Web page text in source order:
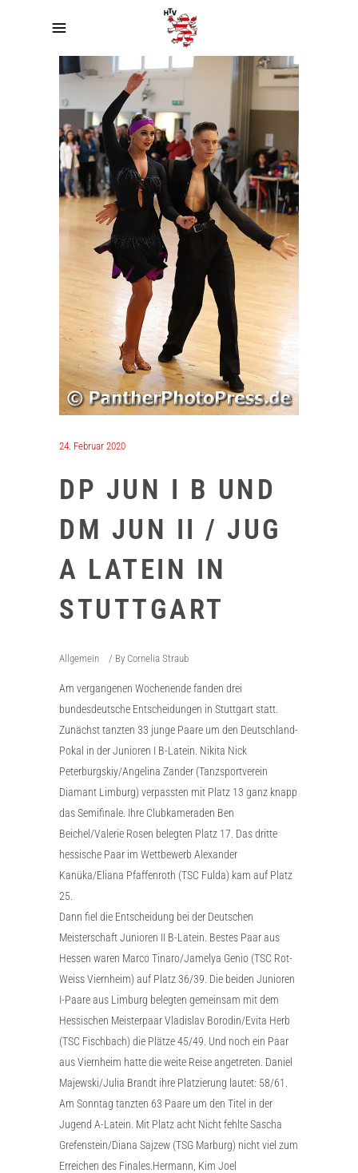
24. Februar 2020
DP JUN I B UND
DM JUN II / JUG
A LATEIN IN
STUTTGART
Allgemein By Cornelia Straub
Am vergangenen Wochenende fanden drei
bundesdeutsche Entscheidungen in Stuttgart statt.
Zunächst tanzten 33 junge Paare um den Deutschland-
Pokal in der Junioren I B-Latein. Nikita Nick
Peterburgskiy/Angelina Zander (Tanzsportverein
Diamant Limburg) verpassten mit Platz 13 ganz knapp
das Semifinale. Ihre Clubkameraden Ben
Beichel/Valerie Rosen belegten Platz 17. Das dritte
hessische Paar im Wettbewerb Alexander
Kanüka/Eliana Pfaffenroth (TSC Fulda) kam auf Platz
25.
Dann fiel die Entscheidung bei der Deutschen
Meisterschaft Junioren II B-Latein. Bestes Paar aus
Hessen waren Marco Tinaro/Jamelya Genio (TSC Rot-
Weiss Viernheim) auf Platz 36/39. Die beiden Junioren
I-Paare aus Limburg belegten gemeinsam mit dem
Hessischen Meisterpaar Vladislav Borodin/Evita Herb
(TSC Fischbach) die Plätze 45/49. Und noch ein Paar
aus Viernheim hatte die weite Reise angetreten. Daniel
Majewski/Julia Brandt ihre Platzierung lautet: 58/61.
Am Sonntag tanzten 63 Paare um den Titel in der
Jugend A-Latein. Mit Platz acht Nicht fehlte Sascha
Grefenstein/Diana Sajzew (TSG Marburg) nicht viel zum
Erreichen des Finales.Hermann, Kim Joel